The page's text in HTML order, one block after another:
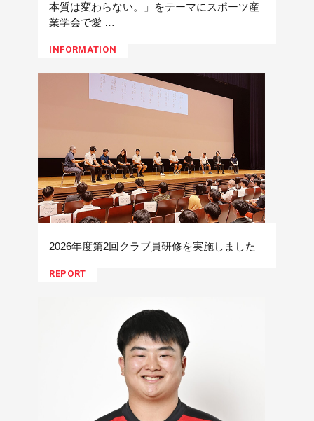
本質は変わらない。」をテーマにスポーツ産
業学会で愛 …
INFORMATION
2026年度第2回クラブ員研修を実施しました
REPORT